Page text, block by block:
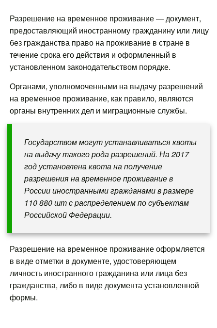
Разрешение на временное проживание — документ,
предоставляющий иностранному гражданину или лицу
без гражданства право на проживание в стране в
течение срока его действия и оформленный в
установленном законодательством порядке.
Органами, уполномоченными на выдачу разрешений
на временное проживание, как правило, являются
органы внутренних дел и миграционные службы.
Государством могут устанавливаться квоты
на выдачу такого рода разрешений. На 2017
год установлена квота на получение
разрешения на временное проживание в
России иностранными гражданами в размере
110 880 шт с распределением по субъектам
Российской Федерации.
Разрешение на временное проживание оформляется
в виде отметки в документе, удостоверяющем
личность иностранного гражданина или лица без
гражданства, либо в виде документа установленной
формы.